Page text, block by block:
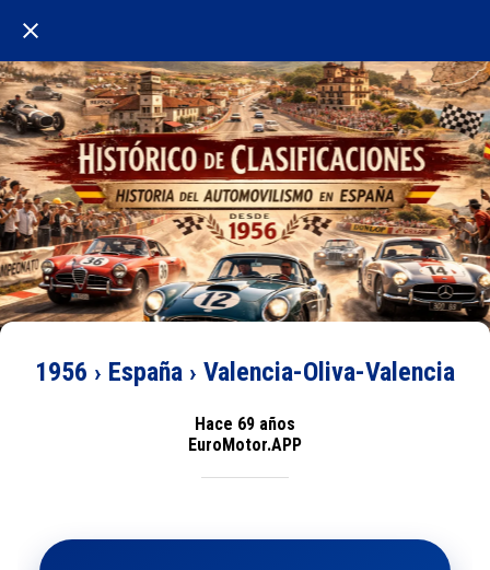
1956 › España › Valencia-Oliva-Valencia
Hace 69 años
EuroMotor.APP